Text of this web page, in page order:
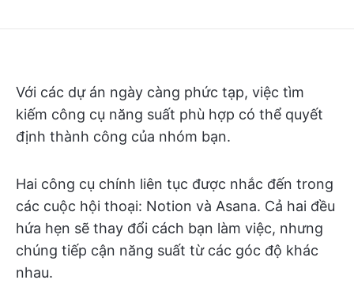
Với các dự án ngày càng phức tạp, việc tìm
kiếm công cụ năng suất phù hợp có thể quyết
định thành công của nhóm bạn.
Hai công cụ chính liên tục được nhắc đến trong
các cuộc hội thoại: Notion và Asana. Cả hai đều
hứa hẹn sẽ thay đổi cách bạn làm việc, nhưng
chúng tiếp cận năng suất từ các góc độ khác
nhau.